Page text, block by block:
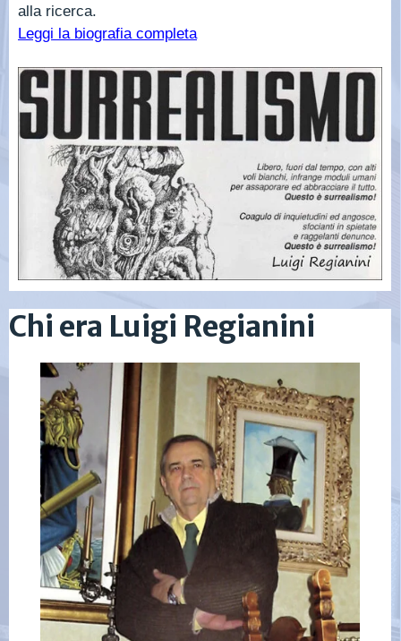
alla ricerca.
Leggi la biografia completa
Chi era Luigi Regianini